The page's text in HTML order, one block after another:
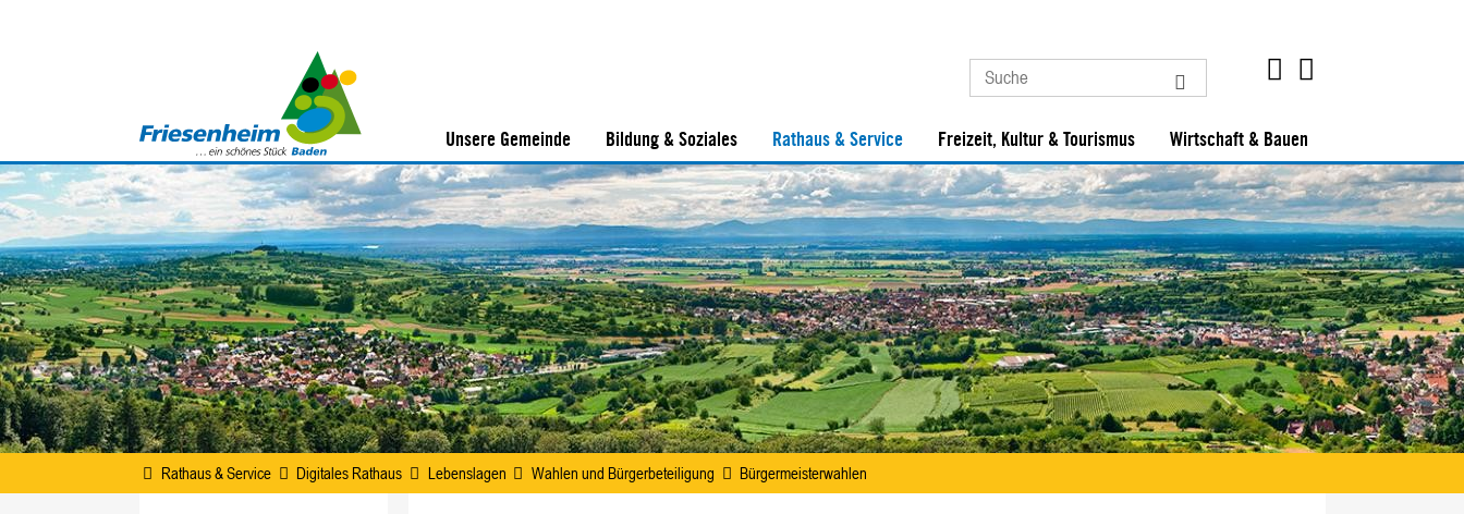
Unsere Gemeinde Bildung & Soziales Rathaus & Service Freizeit, Kultur & Tourismus Wirtschaft & Bauen
Rathaus & Service Digitales Rathaus Lebenslagen Wahlen und Bürgerbeteiligung Bürgermeisterwahlen